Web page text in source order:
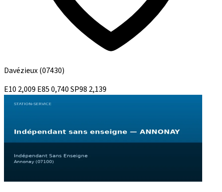
Davézieux(07430)
E10 2,009 E850,740SP98 2,139